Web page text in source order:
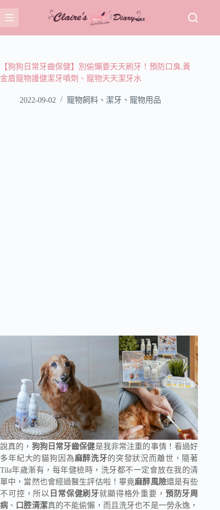
至
主
容【狗狗日常牙齒保健】別偷懶要天天刷牙！預防口臭.黃
金盾寵物護健潔牙噴劑、寵物天天潔牙水
2022-09-02 寵物飼料、潔牙、寵物用品
說真的， 狗狗日常牙齒保健是我非常注重的事情！看過好
多年紀大的貓狗因為麻醉洗牙的突發狀況而離世，隨著
Tila年歲漸有，每年健檢時，洗牙都不一定會放在我的清
單中，當然也會經過醫生評估啦！畢竟麻醉風險還是有些
不可控，所以 日常保健刷牙就顯得格外重要， 預防牙周
病 、 口腔清潔真的不能偷懶，而且洗牙也不是一勞永逸，